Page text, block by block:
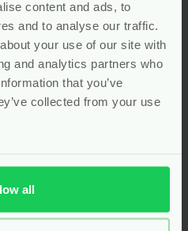
content and ads, to
and to analyse our traffic.
your use of our site with
and analytics partners who
that you’ve
collected from your use
all
Strandemmer Met
– Green Toys
Voor24.95